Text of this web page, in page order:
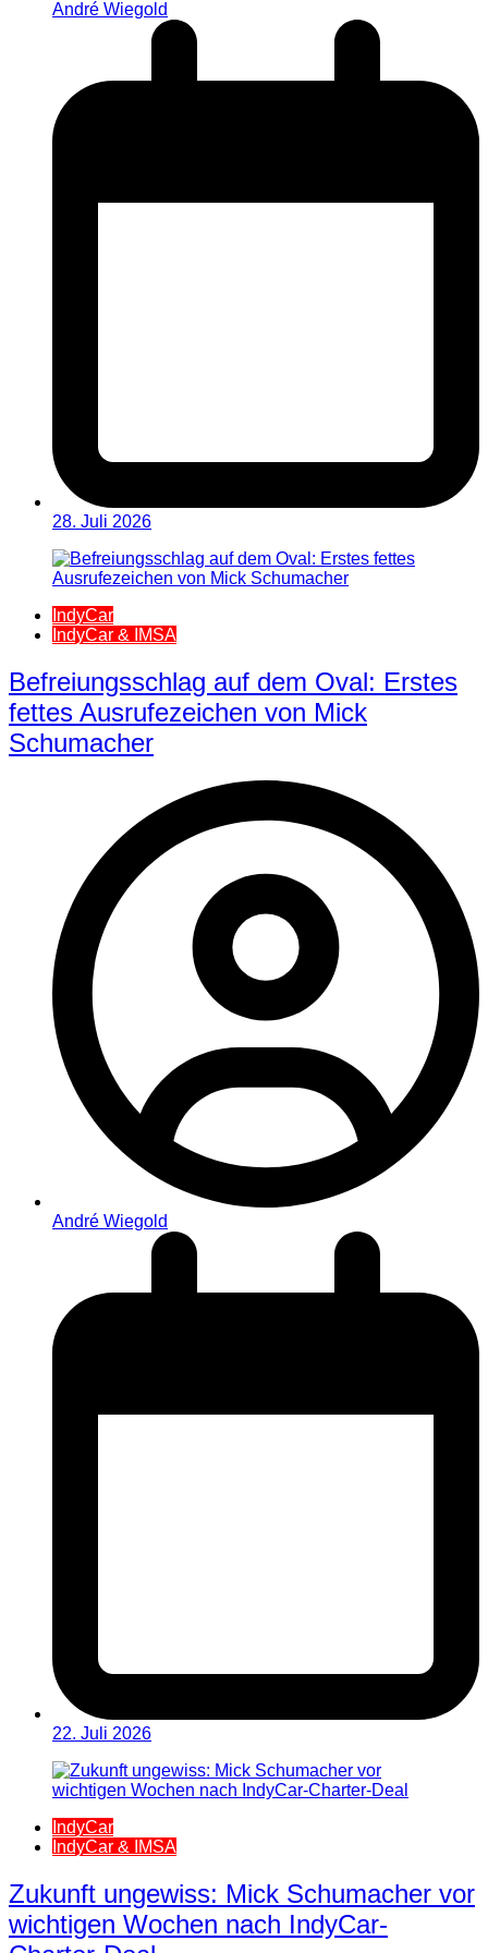
André Wiegold
28. Juli 2026
IndyCar
IndyCar & IMSA
Befreiungsschlag auf dem Oval: Erstes
fettes Ausrufezeichen von Mick
Schumacher
André Wiegold
22. Juli 2026
IndyCar
IndyCar & IMSA
Zukunft ungewiss: Mick Schumacher vor
wichtigen Wochen nach IndyCar-